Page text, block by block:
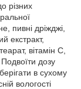
різних
пивні дріжджі,
екстракт,
вітамін С,
дозу
в сухому
вологості